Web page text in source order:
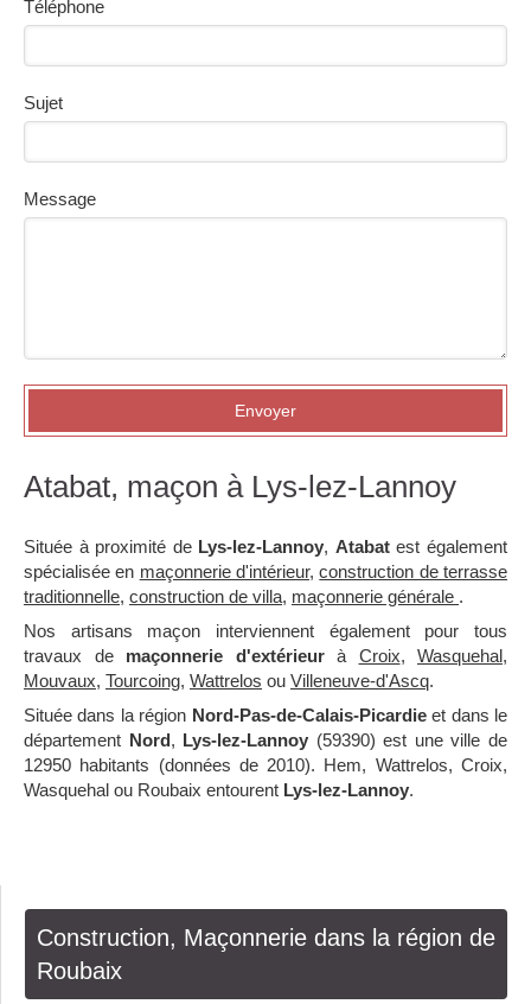
Téléphone
Sujet
Message
Envoyer
Atabat, maçon à Lys-lez-Lannoy
Située à proximité de Lys-lez-Lannoy, Atabatest également
spécialisée en maçonnerie d'intérieur,construction de terrasse
traditionnelle, construction de villa, maçonnerie générale .
Nos artisans maçon interviennent également pour tous
travaux de maçonnerie d'extérieurà Croix, Wasquehal,
Mouvaux, Tourcoing, Wattrelos ou Villeneuve-d'Ascq.
Située dans la région Nord-Pas-de-Calais-Picardieet dans le
département Nord, Lys-lez-Lannoy (59390) est une ville de
12950 habitants (données de 2010). Hem, Wattrelos, Croix,
Wasquehal ou Roubaix entourent Lys-lez-Lannoy.
Construction, Maçonnerie dans la région de
Roubaix